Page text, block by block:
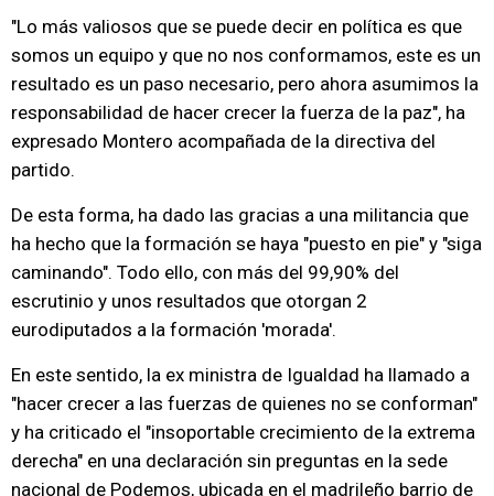
"Lo más valiosos que se puede decir en política es que
somos un equipo y que no nos conformamos, este es un
resultado es un paso necesario, pero ahora asumimos la
responsabilidad de hacer crecer la fuerza de la paz", ha
expresado Montero acompañada de la directiva del
partido.
De esta forma, ha dado las gracias a una militancia que
ha hecho que la formación se haya "puesto en pie" y "siga
caminando". Todo ello, con más del 99,90% del
escrutinio y unos resultados que otorgan 2
eurodiputados a la formación 'morada'.
En este sentido, la ex ministra de Igualdad ha llamado a
"hacer crecer a las fuerzas de quienes no se conforman"
y ha criticado el "insoportable crecimiento de la extrema
derecha" en una declaración sin preguntas en la sede
nacional de Podemos, ubicada en el madrileño barrio de